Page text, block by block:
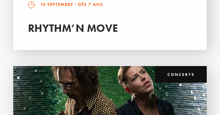
10 SEPTEMBRE - DÈS 7 ANS
RHYTHM’N MOVE
CONCERTS